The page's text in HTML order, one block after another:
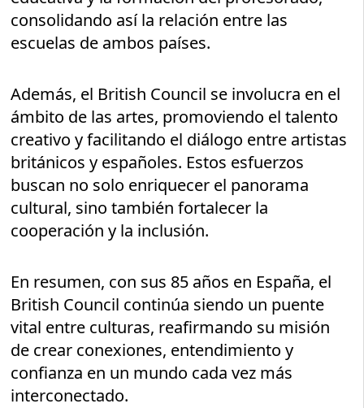
consolidando así la relación entre las
escuelas de ambos países.
Además, el British Council se involucra en el
ámbito de las artes, promoviendo el talento
creativo y facilitando el diálogo entre artistas
británicos y españoles. Estos esfuerzos
buscan no solo enriquecer el panorama
cultural, sino también fortalecer la
cooperación y la inclusión.
En resumen, con sus 85 años en España, el
British Council continúa siendo un puente
vital entre culturas, reafirmando su misión
de crear conexiones, entendimiento y
confianza en un mundo cada vez más
interconectado.